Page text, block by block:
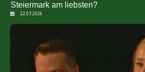
Steiermark am liebsten?
22.07.2026